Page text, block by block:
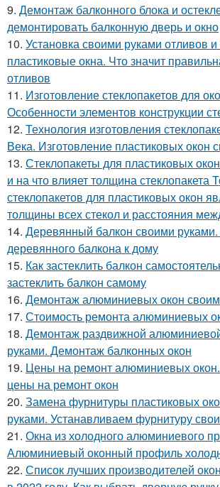
9. Демонтаж балконного блока и
демонтировать балконную дверь и окно
10. Установка своими руками отливов и
пластиковые окна. Что значит
отливов
11. Изготовление стеклопакетов для
Особенности элементов конструкции
12. Технология изготовления
Века. Изготовление пластиковых окон
13. Стеклопакеты для пластиковых
и на что влияет толщина стеклопакета
стеклопакетов для пластиковых окон
толщины всех стекол и расстояния
14. Деревянный балкон своими
деревянного балкона к дому
15. Как застеклить балкон
застеклить балкон самому
16. Демонтаж алюминиевых окон
17. Стоимость ремонта алюминиевых
18. Демонтаж раздвижной
руками. Демонтаж балконных окон
19. Цены на ремонт алюминиевых
цены на ремонт окон
20. Замена фурнитуры пластиковых
руками. Устанавливаем фурнитуру
21. Окна из холодного алюминиевого
Алюминиевый оконный профиль
22. Список лучших производителей